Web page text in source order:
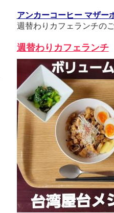
アンカーコーヒー マザー
週替わりカフェランチのご
週替わりカフェランチ